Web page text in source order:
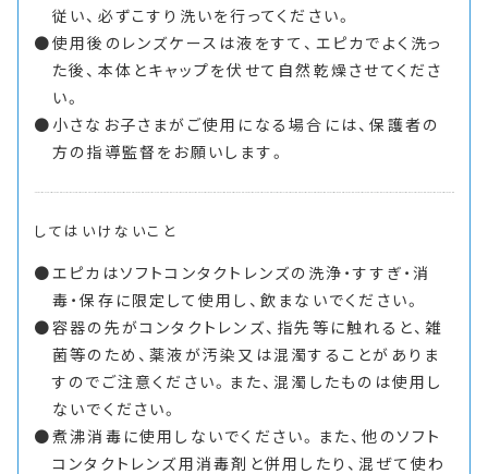
従い、必ずこすり洗いを行ってください。
使用後のレンズケースは液をすて、エピカでよく洗っ
た後、本体とキャップを伏せて自然乾燥させてくださ
い。
小さなお子さまがご使用になる場合には、保護者の
方の指導監督をお願いします。
してはいけないこと
エピカはソフトコンタクトレンズの洗浄・すすぎ・消
毒・保存に限定して使用し、飲まないでください。
容器の先がコンタクトレンズ、指先等に触れると、雑
菌等のため、薬液が汚染又は混濁することがありま
すのでご注意ください。また、混濁したものは使用し
ないでください。
煮沸消毒に使用しないでください。また、他のソフト
コンタクトレンズ用消毒剤と併用したり、混ぜて使わ